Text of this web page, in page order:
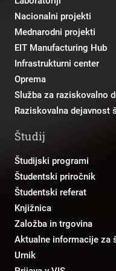
Nacionalni projekti
Mednarodni projekti
EIT Manufacturing Hub
Infrastrukturni center
Oprema
Služba za raziskovalno
Raziskovalna dejavnost
Študij
Študijski programi
Študentski priročnik
Študentski referat
Knjižnica
Založba in trgovina
Aktualne informacije za
Urnik